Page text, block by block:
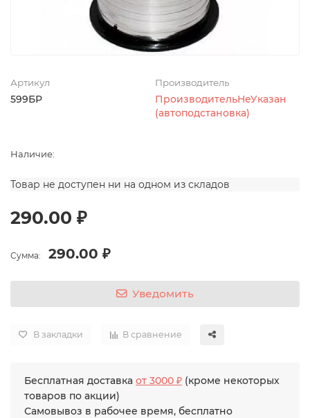
Артикул
599БР
Производитель
ПроизводительНеУказан
(автоподстановка)
Наличие:
Товар не доступен ни на одном из складов
290.00 ₽
Сумма: 290.00 ₽
Уведомить
В закладки В сравнение
Бесплатная доставка от 3000 ₽ (кроме некоторых
товаров по акции)
Самовывоз в рабочее время, бесплатно